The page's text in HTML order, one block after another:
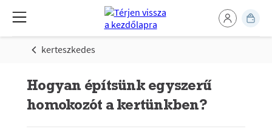
kerteszkedes
Hogyan építsünk egyszerű
homokozót a kertünkben?